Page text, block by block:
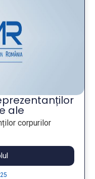
ale
corpurilor